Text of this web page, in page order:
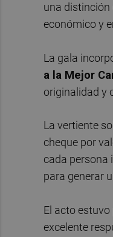
una distinción
económico y
La gala
a la Mejor
originalidad y
La vertiente
cheque por
cada persona
para generar
El acto
excelente